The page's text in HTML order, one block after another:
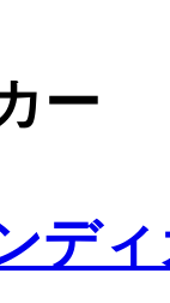
ー
デ